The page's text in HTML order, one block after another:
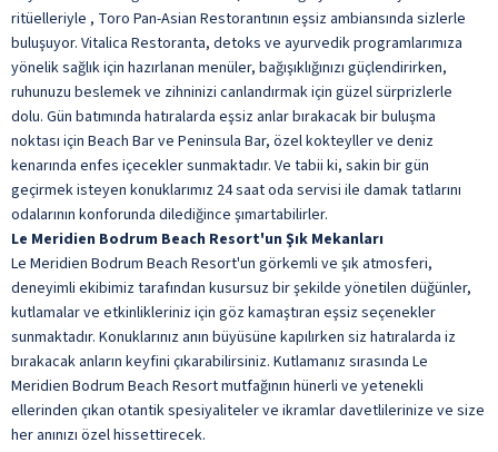
ritüelleriyle , Toro Pan-Asian Restorantının eşsiz ambiansında sizlerle
buluşuyor. Vitalica Restoranta, detoks ve ayurvedik programlarımıza
yönelik sağlık için hazırlanan menüler, bağışıklığınızı güçlendirirken,
ruhunuzu beslemek ve zihninizi canlandırmak için güzel sürprizlerle
dolu. Gün batımında hatıralarda eşsiz anlar bırakacak bir buluşma
noktası için Beach Bar ve Peninsula Bar, özel kokteyller ve deniz
kenarında enfes içecekler sunmaktadır. Ve tabii ki, sakin bir gün
geçirmek isteyen konuklarımız 24 saat oda servisi ile damak tatlarını
odalarının konforunda dilediğince şımartabilirler.
Le Meridien Bodrum Beach Resort'un Şık Mekanları
Le Meridien Bodrum Beach Resort'un görkemli ve şık atmosferi,
deneyimli ekibimiz tarafından kusursuz bir şekilde yönetilen düğünler,
kutlamalar ve etkinlikleriniz için göz kamaştıran eşsiz seçenekler
sunmaktadır. Konuklarınız anın büyüsüne kapılırken siz hatıralarda iz
bırakacak anların keyfini çıkarabilirsiniz. Kutlamanız sırasında Le
Meridien Bodrum Beach Resort mutfağının hünerli ve yetenekli
ellerinden çıkan otantik spesiyaliteler ve ikramlar davetlilerinize ve size
her anınızı özel hissettirecek.